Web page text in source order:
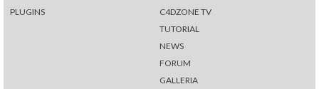
PLUGINS
C4DZONE TV
TUTORIAL
NEWS
FORUM
GALLERIA